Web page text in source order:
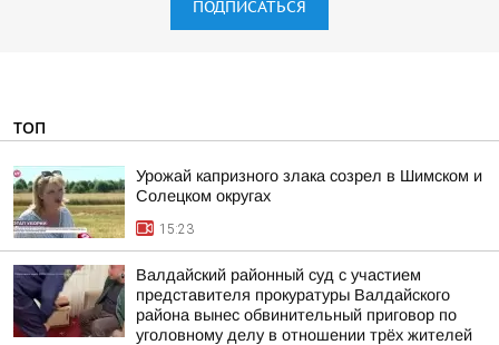
ПОДПИСАТЬСЯ
ТОП
Урожай капризного злака созрел в Шимском и
Солецком округах
15:23
Валдайский районный суд с участием
представителя прокуратуры Валдайского
района вынес обвинительный приговор по
уголовному делу в отношении трёх жителей